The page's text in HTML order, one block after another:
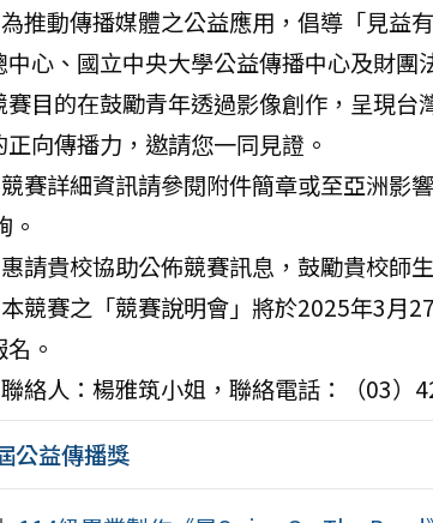
動傳播媒體之公益應用，倡導「見益
中心、國立中央大學公益傳播中心及財
賽目的在鼓勵青年透過影像創作，呈現
向傳播力，邀請您一同見證。
詳細資訊請參閱附件簡章或至亞洲影
。
貴校協助公佈競賽訊息，鼓勵貴校師生
賽之「競賽說明會」將於2025年3月
。
人：楊雅筑小姐，聯絡電話：（03）
公益傳播獎